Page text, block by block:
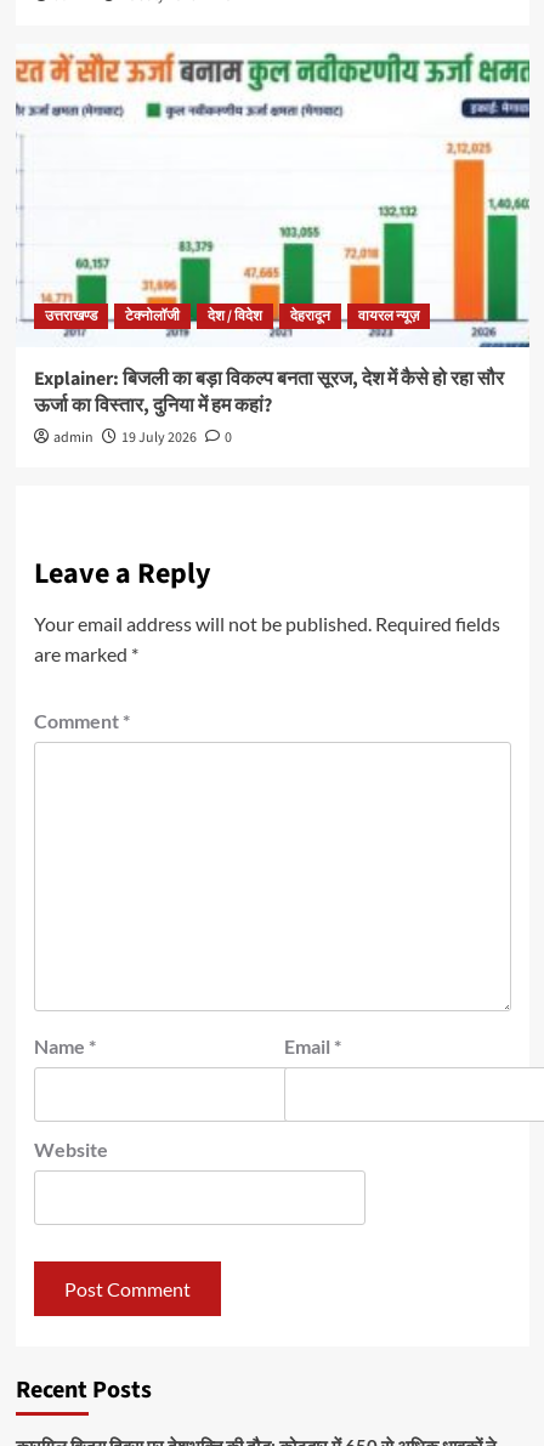
उत्तराखण्ड टेक्नोलॉजी देश / विदेश देहरादून वायरल न्यूज़
Explainer: बिजली का बड़ा विकल्प बनता सूरज, देश में कैसे हो रहा सौर
ऊर्जा का विस्तार, दुनिया में हम कहां?
admin 19 July 2026 0
Leave a Reply
Your email address will not be published. Required fields
are marked *
Comment *
Name * Email *
Website
Recent Posts